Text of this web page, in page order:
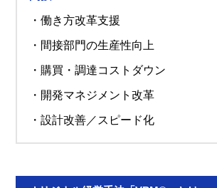
・働き方改革支援
・間接部門の生産性向上
・購買・調達コストダウン
・開発マネジメント改革
・設計改善／スピード化